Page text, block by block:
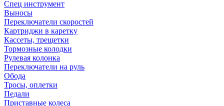
Спец инструмент
Выносы
Переключатели скоростей
Картриджи в каретку
Кассеты, трещетки
Тормозные колодки
Рулевая колонка
Переключатели на руль
Обода
Тросы, оплетки
Педали
Приставные колеса